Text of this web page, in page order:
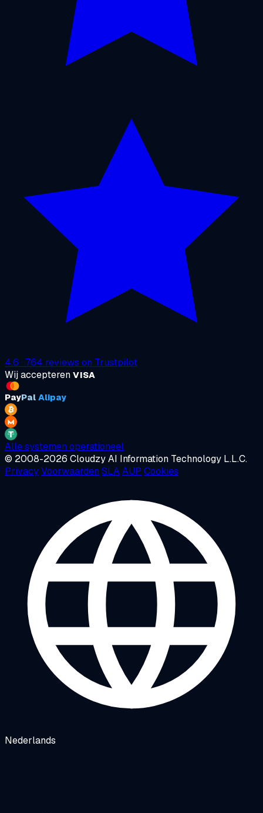
4.6 · 764 reviews on Trustpilot
Wij accepteren VISA
PayPal Alipay
Alle systemen operationeel
© 2008-2026 Cloudzy AI Information Technology L.L.C.
PrivacyVoorwaarden SLAAUP Cookies
Nederlands